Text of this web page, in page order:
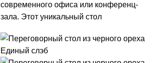
современного офиса или конференц-
зала. Этот уникальный стол